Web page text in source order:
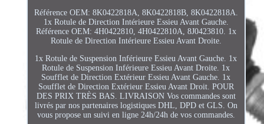
Référence OEM: 8K0422818A, 8K0422818B, 8K0422818A.
1x Rotule de Direction Intérieure Essieu Avant Gauche.
Référence OEM: 4H0422810, 4H0422810A, 8J0423810. 1x
Rotule de Direction Intérieure Essieu Avant Droite.
1x Rotule de Suspension Inférieure Essieu Avant Gauche. 1x
Rotule de Suspension Inférieure Essieu Avant Droite. 1x
Soufflet de Direction Extérieur Essieu Avant Gauche. 1x
Soufflet de Direction Extérieur Essieu Avant Droit. POUR
DES PRIX TRÈS BAS. LIVRAISON Vos commandes sont
livrés par nos partenaires logistiques DHL, DPD et GLS. On
vous propose un suivi en ligne 24h/24h de vos commandes.